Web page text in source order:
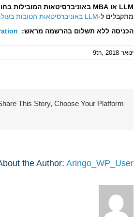
LLM או MBA באוניברסיטאות המובילות בחו"ל
מתקבלים ל-LLM באוניברסיטאות הטובות בעולם
הכניסה ללא תשלום בהרשמה מראש:
ינואר 9th, 2018
This Story, Choose Your Platform!
the Author:Aringo_WP_User